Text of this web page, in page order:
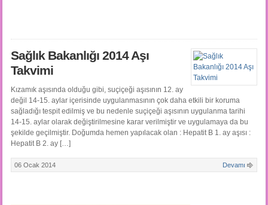
Sağlık Bakanlığı 2014 Aşı
Takvimi
Kızamık aşısında olduğu gibi, suçiçeği aşısının 12. ay
değil 14-15. aylar içerisinde uygulanmasının çok daha etkili bir koruma
sağladığı tespit edilmiş ve bu nedenle suçiçeği aşısının uygulanma tarihi
14-15. aylar olarak değiştirilmesine karar verilmiştir ve uygulamaya da bu
şekilde geçilmiştir. Doğumda hemen yapılacak olan : Hepatit B 1. ay aşısı :
Hepatit B 2. ay […]
06 Ocak 2014 Devamı